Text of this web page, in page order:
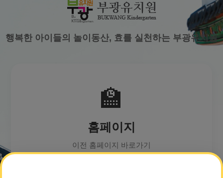
행복한 아이들의 놀이동산, 효를 실천하는 부광유치원
🏫
홈페이지
이전 홈페이지 바로가기